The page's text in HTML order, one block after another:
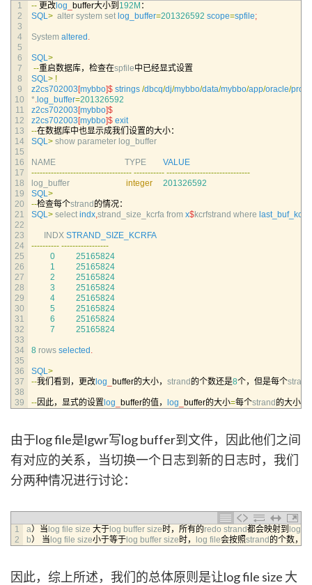
1
2
3
4
5
6
7
8
9
10
11
12
13
14
15
16
17
18
19
20
21
22
23
24
25
26
27
28
29
30
31
32
33
34
35
36
37
38
39
-- 更改 log buffer大小到 192M ：
SQL> alter system set log_buffer=201326592 scope=spfile;
System altered .
SQL>
--重启数据库，检查在spfile中已经显式设置
SQL> !
z2cs702003 [mybbo]$ strings /dbcq/dj/mybbo/data/mybbo/app/oracle/
*. log_buffer=201326592
z2cs702003 [mybbo]$
z2cs702003 [mybbo]$ exit
--在数据库中也显示成我们设置的大小：
SQL> show parameter
NAME TYPE VALUE
------------------------------------ ----------- ------------------------------
log_buffer integer
201326592
SQL>
--检查每个strand 的情况：
SQL> select indx,strand_size_kcrfa from x$kcrfstrand where last_buf_kcrfa
INDX STRAND_SIZE_KCRFA
---------- -----------------
0
25165824
1
25165824
2
25165824
3
25165824
4
25165824
5
25165824
6
25165824
7
25165824
8 rows selected .
SQL>
--我们看到，更改 log buffer的大小， strand 的个数还是8个，但是每个strand
--因此，显式的设置 log buffer的值， log buffer的大小=每个strand 的大小×
由于log file是lgwr写log buffer到文件，因此他们之间
有对应的关系，当切换一个日志到新的日志时，我们
分两种情况进行讨论：
1
2
a）当 log file size 大于 log buffer size时，所有的redo strand都会映射到 logfile
b） 当 log file size小于等于 log buffer size时， log file会按照strand 的个数，
因此，综上所述，我们的总体原则是让log file size 大